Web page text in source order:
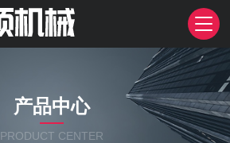
产品中心
PRODUCT CENTER